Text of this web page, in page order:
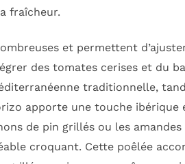
fraîcheur.
et permettent
des tomates cerises et du
traditionnelle,
apporte une touche ibérique
de pin grillés ou les
croquant. Cette poêlée